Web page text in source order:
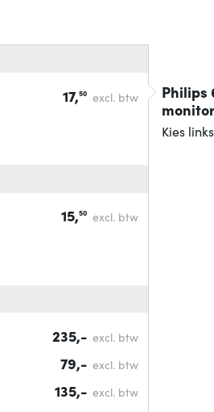
17,50 excl. btw
15,50 excl. btw
235,- excl. btw
79,- excl. btw
135,- excl. btw
Philips
Kies